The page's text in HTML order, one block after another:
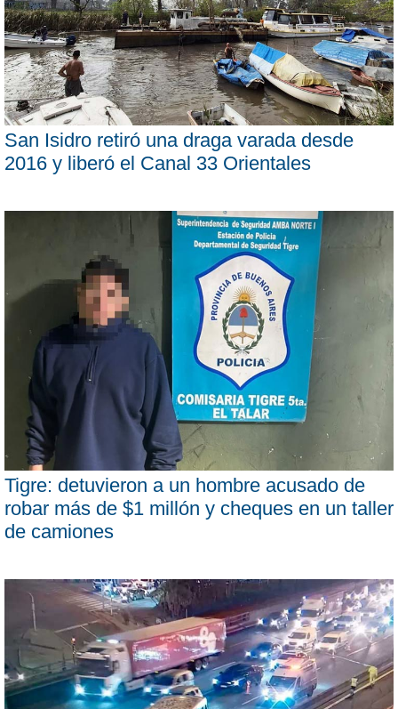
San Isidro retiró una draga varada desde
2016 y liberó el Canal 33 Orientales
Tigre: detuvieron a un hombre acusado de
robar más de $1 millón y cheques en un taller
de camiones